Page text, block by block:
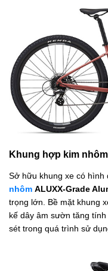
Khung hợp kim
Sở hữu khung xe có hình
nhôm ALUXX-Grade
trọng lớn. Bề mặt khung
kế dây âm sườn tăng
sét trong quá trình sử